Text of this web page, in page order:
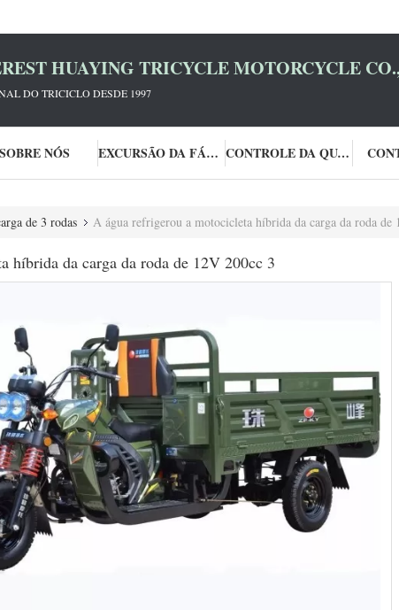
HUAYING TRICYCLE MOTORCYCLE
DO TRICICLO DESDE 1997
SOBRE NÓS EXCURSÃO DA FÁBRICA CONTROLE DA QUALIDADE
de 3 rodas A água refrigerou a motocicleta híbrida da carga da roda de
híbrida da carga da roda de 12V 200cc 3